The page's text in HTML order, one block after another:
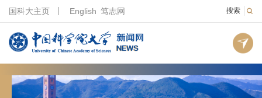
搜索
国科大主页 English 笃志网